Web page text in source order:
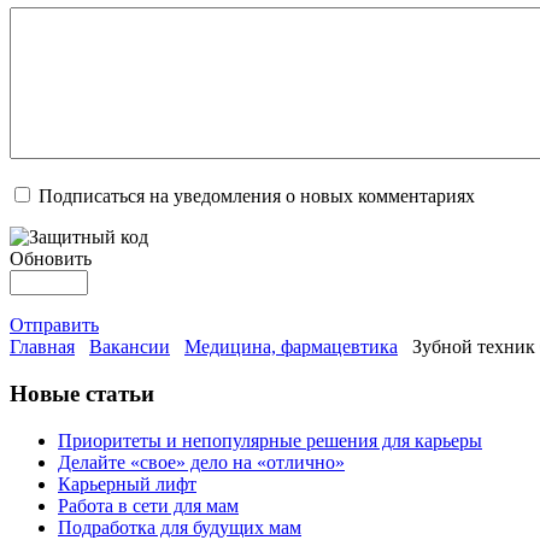
Подписаться на уведомления о новых комментариях
Обновить
Отправить
Главная
Вакансии Медицина, фармацевтика Зубной
Новые статьи
Приоритеты и непопулярные решения для карьеры
Делайте «свое» дело на «отлично»
Карьерный лифт
Работа в сети для мам
Подработка для будущих мам